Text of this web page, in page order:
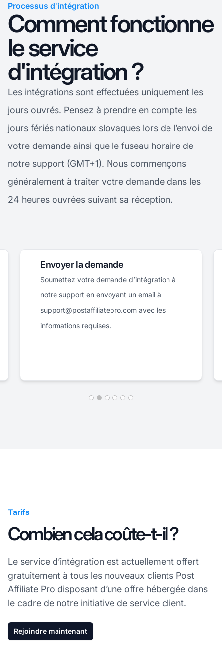
Processus d'intégration
Comment fonctionne
le service
d'intégration ?
Les intégrations sont effectuées uniquement les
jours ouvrés. Pensez à prendre en compte les
jours fériés nationaux slovaques lors de l’envoi de
votre demande ainsi que le fuseau horaire de
notre support (GMT+1). Nous commençons
généralement à traiter votre demande dans les
24 heures ouvrées suivant sa réception.
Envoyer la demande
Soumettez votre demande d’intégration à
notre support en envoyant un email à
support@postaffiliatepro.com avec les
informations requises.
Tarifs
Combien cela coûte-t-il ?
Le service d’intégration est actuellement offert
gratuitement à tous les nouveaux clients Post
Affiliate Pro disposant d’une offre hébergée dans
le cadre de notre initiative de service client.
Rejoindre maintenant